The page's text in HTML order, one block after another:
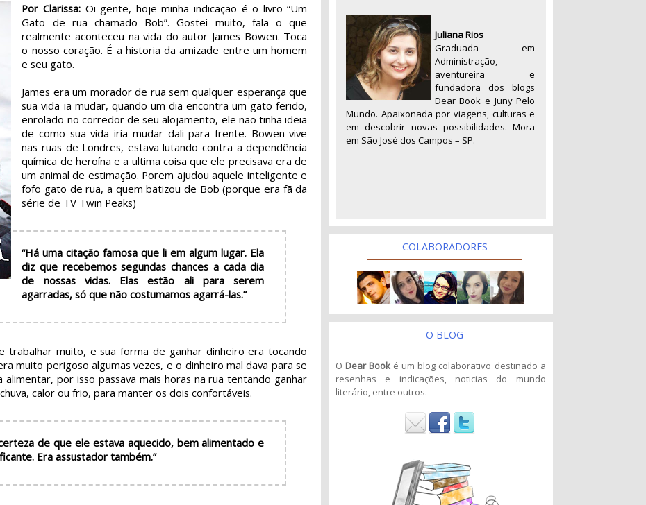
Por Clarissa: Oi gente, hoje minha indicação é o livro “Um
Gato de rua chamado Bob”. Gostei muito, fala o que
realmente aconteceu na vida do autor James Bowen. Toca
o nosso coração. É a historia da amizade entre um homem
e seu gato.
James era um morador de rua sem qualquer esperança que
sua vida ia mudar, quando um dia encontra um gato ferido,
enrolado no corredor de seu alojamento, ele não tinha ideia
de como sua vida iria mudar dali para frente. Bowen vive
nas ruas de Londres, estava lutando contra a dependência
química de heroína e a ultima coisa que ele precisava era de
um animal de estimação. Porem ajudou aquele inteligente e
fofo gato de rua, a quem batizou de Bob (porque era fã da
série de TV Twin Peaks)
“Há uma citação famosa que li em algum lugar. Ela
diz que recebemos segundas chances a cada dia
de nossas vidas. Elas estão ali para serem
agarradas, só que não costumamos agarrá-las.”
trabalhar muito, e sua forma de ganhar dinheiro era tocando
muito perigoso algumas vezes, e o dinheiro mal dava para se
por isso passava mais horas na rua tentando ganhar
calor ou frio, para manter os dois confortáveis.
de que ele estava aquecido, bem alimentado e
Era assustador também.”
Juliana Rios
Graduada em
Administração,
aventureira e
fundadora dos blogs
Dear Book e Juny Pelo
Mundo. Apaixonada por viagens, culturas e
em descobrir novas possibilidades. Mora
em São José dos Campos – SP.
COLABORADORES
O BLOG
O Dear Book é um blog colaborativo destinado a
resenhas e indicações, noticias do mundo
literário, entre outros.